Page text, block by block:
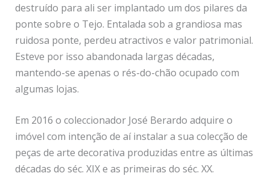
destruído para ali ser implantado um dos pilares da
ponte sobre o Tejo. Entalada sob a grandiosa mas
ruidosa ponte, perdeu atractivos e valor patrimonial.
Esteve por isso abandonada largas décadas,
mantendo-se apenas o rés-do-chão ocupado com
algumas lojas.
Em 2016 o coleccionador José Berardo adquire o
imóvel com intenção de aí instalar a sua colecção de
peças de arte decorativa produzidas entre as últimas
décadas do séc. XIX e as primeiras do séc. XX.